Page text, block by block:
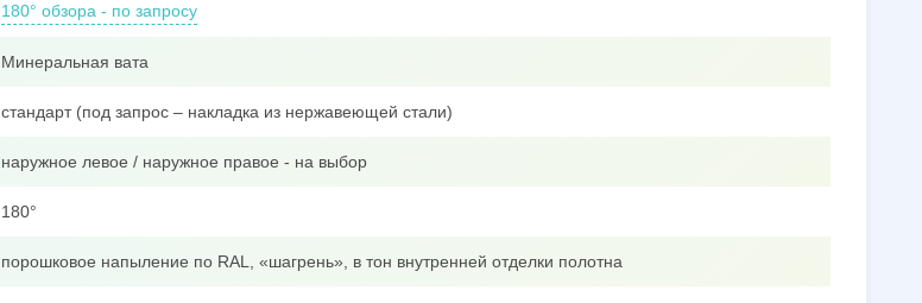
180° обзора - по запросу
Минеральная вата
стандарт (под запрос – накладка из нержавеющей стали)
наружное левое / наружное правое - на выбор
180°
порошковое напыление по RAL, «шагрень», в тон внутренней отделки полотна